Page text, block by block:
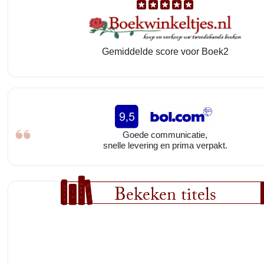
Gemiddelde score voor Boek2
Goede communicatie,
snelle levering en prima verpakt.
Bekeken titels